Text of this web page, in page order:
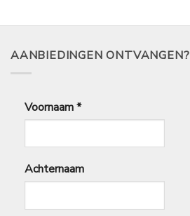
AANBIEDINGEN ONTVANGEN?
Voornaam*
Achternaam